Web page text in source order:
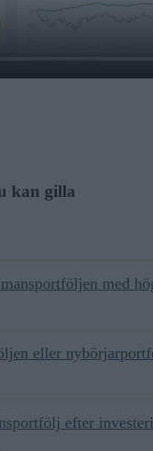
kan gilla
med
eller
efter